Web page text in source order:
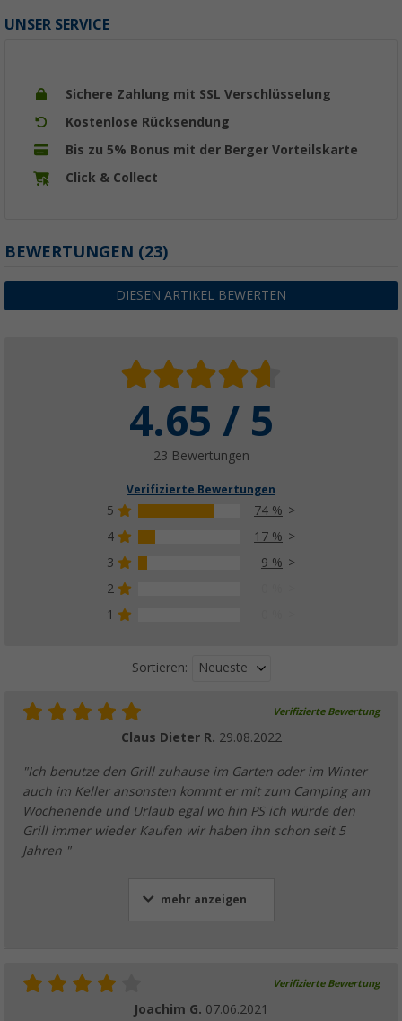
UNSER SERVICE
Sichere Zahlung mit SSL Verschlüsselung
Kostenlose Rücksendung
Bis zu 5% Bonus mit der Berger Vorteilskarte
Click & Collect
BEWERTUNGEN (23)
DIESEN ARTIKEL BEWERTEN
4.65 / 5
23 Bewertungen
Verifizierte Bewertungen
5
74 %
4
17 %
3
9 %
2
1
Sortieren: Neueste
Verifizierte Bewertung
Claus Dieter R. 29.08.2022
"Ich benutze den Grill zuhause im Garten oder im Winter
auch im Keller ansonsten kommt er mit zum Camping am
Wochenende und Urlaub egal wo hin PS ich würde den
Grill immer wieder Kaufen wir haben ihn schon seit 5
Jahren "
mehr anzeigen
Verifizierte Bewertung
Joachim G. 07.06.2021